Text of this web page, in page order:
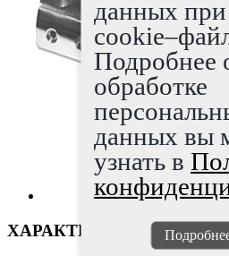
ХАРАКТЕРИСТИКИ
данных
Подробнее
обработке
данных вы
узнать в